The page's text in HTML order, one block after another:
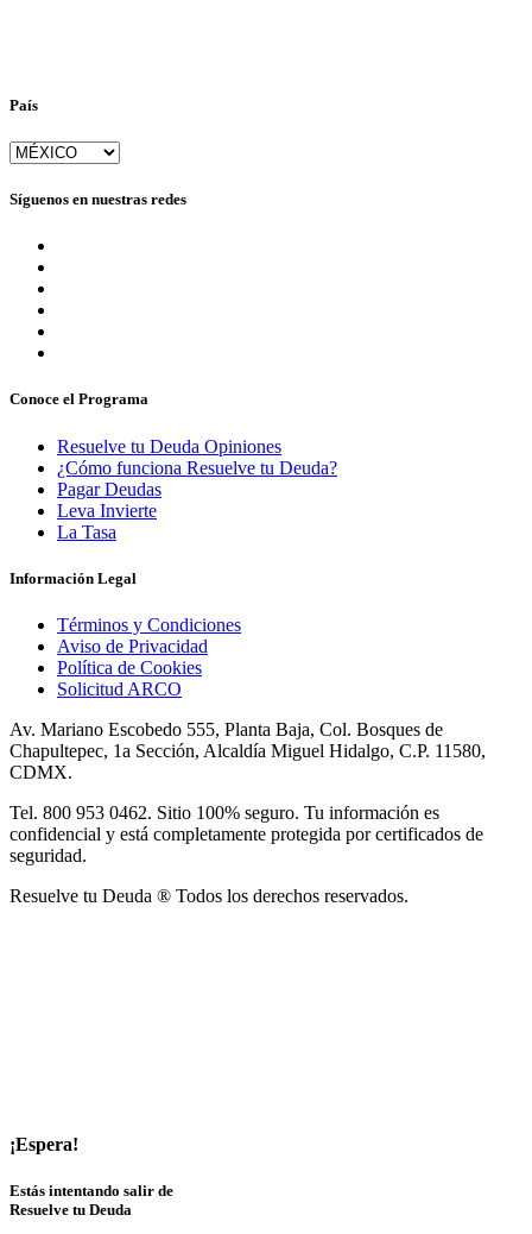
País
Síguenos en nuestras redes
Conoce el Programa
Resuelve tu Deuda Opiniones
¿Cómo funciona Resuelve tu Deuda?
Pagar Deudas
Leva Invierte
La Tasa
Información Legal
Términos y Condiciones
Aviso de Privacidad
Política de Cookies
Solicitud ARCO
Av. Mariano Escobedo 555, Planta Baja, Col. Bosques de
Chapultepec, 1a Sección, Alcaldía Miguel Hidalgo, C.P. 11580,
CDMX.
Tel. 800 953 0462. Sitio 100% seguro. Tu información es
confidencial y está completamente protegida por certificados de
seguridad.
Resuelve tu Deuda ® Todos los derechos reservados.
¡Espera!
Estás intentando salir de
Resuelve tu Deuda